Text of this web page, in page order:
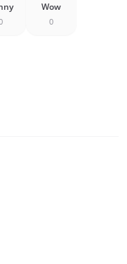
Wow
0